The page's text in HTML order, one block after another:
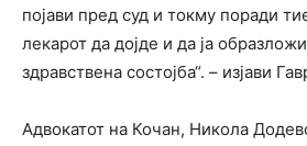
појави пред суд и токму поради
лекарот да дојде и да ја
здравствена состојба“. – изјави
Адвокатот на Кочан, Никола